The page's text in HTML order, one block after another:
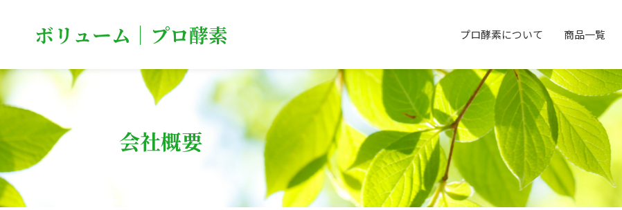
ボリューム｜プロ酵素 プロ酵素について 商品一覧
会社概要